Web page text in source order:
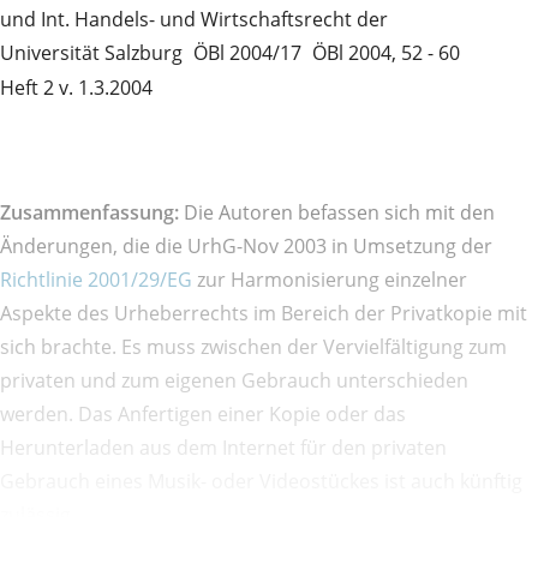
und Int. Handels- und Wirtschaftsrecht der
Universität Salzburg ÖBl 2004/17 ÖBl 2004, 52 - 60
Heft 2 v. 1.3.2004
Zusammenfassung: Die Autoren befassen sich mit den
Änderungen, die die UrhG-Nov 2003 in Umsetzung der
Richtlinie 2001/29/EG zur Harmonisierung einzelner
Aspekte des Urheberrechts im Bereich der Privatkopie mit
sich brachte. Es muss zwischen der Vervielfältigung zum
privaten und zum eigenen Gebrauch unterschieden
werden. Das Anfertigen einer Kopie oder das
Herunterladen aus dem Internet für den privaten